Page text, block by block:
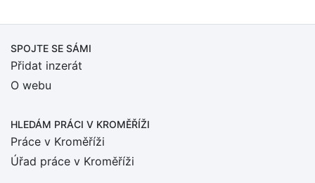
SPOJTE SE SÁMI
Přidat inzerát
O webu
HLEDÁM PRÁCI V KROMĚŘÍŽI
Práce v Kroměříži
Úřad práce v Kroměříži